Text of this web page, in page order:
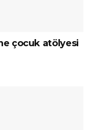
çocuk atölyesi